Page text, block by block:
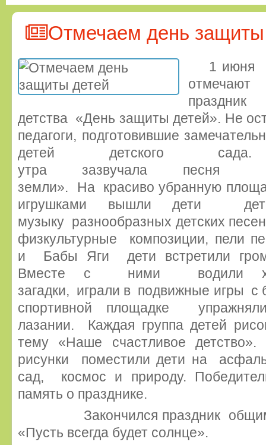
Отмечаем день защиты
1 июня
детства «День защиты детей». Не
педагоги, подготовившие
детей детского
утра зазвучала песня
земли». На красиво убранную
игрушками вышли дети
музыку разнообразных детских
физкультурные композиции, пели
и Бабы Яги дети встретили
Вместе с ними водили
загадки, играли в подвижные игры
спортивной площадке
лазании. Каждая группа детей
тему «Наше счастливое
рисунки поместили дети на
сад, космос и природу.
память о празднике.
Закончился праздник общим
«Пусть всегда будет солнце».